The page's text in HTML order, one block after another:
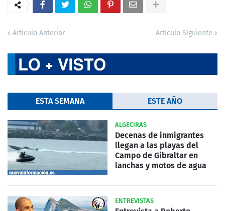
Artículo Anterior Artículo Siguiente
ESTA SEMANA ESTE AÑO
ALGECIRAS
Decenas de inmigrantes
llegan a las playas del
Campo de Gibraltar en
lanchas y motos de agua
ENTREVISTAS